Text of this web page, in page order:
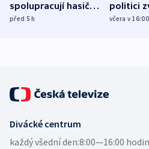
spolupracují hasiči z
různých zemí
před 5h
politici
dohodu o
včera v 16:00
Divácké centrum
každý všední den:8:00—16:00 hodin